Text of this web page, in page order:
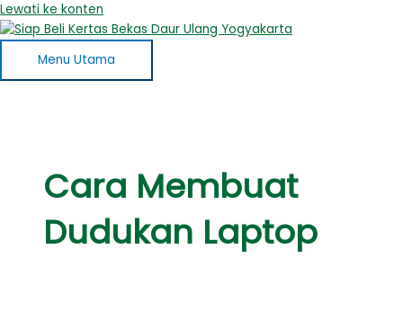
Lewati ke konten
Menu Utama
Cara Membuat
Dudukan Laptop